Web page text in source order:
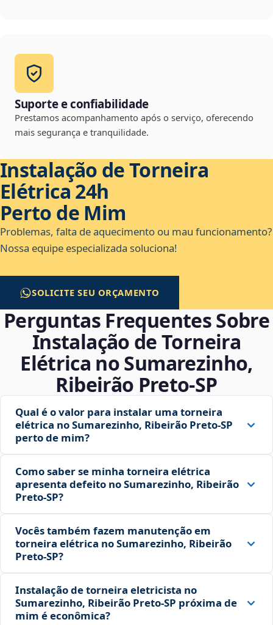
Suporte e confiabilidade
Prestamos acompanhamento após o serviço, oferecendo
mais segurança e tranquilidade.
Instalação de Torneira
Elétrica 24h
Perto de Mim
Problemas, falta de aquecimento ou mau funcionamento?
Nossa equipe especializada soluciona!
SOLICITE SEU ORÇAMENTO
Perguntas Frequentes Sobre
Instalação de Torneira
Elétrica no Sumarezinho,
Ribeirão Preto‑SP
Qual é o valor para instalar uma torneira
elétrica no Sumarezinho, Ribeirão Preto‑SP
perto de mim?
Como saber se minha torneira elétrica
apresenta defeito no Sumarezinho, Ribeirão
Preto‑SP?
Vocês também fazem manutenção em
torneira elétrica no Sumarezinho, Ribeirão
Preto‑SP?
Instalação de torneira eletricista no
Sumarezinho, Ribeirão Preto‑SP próxima de
mim é econômica?